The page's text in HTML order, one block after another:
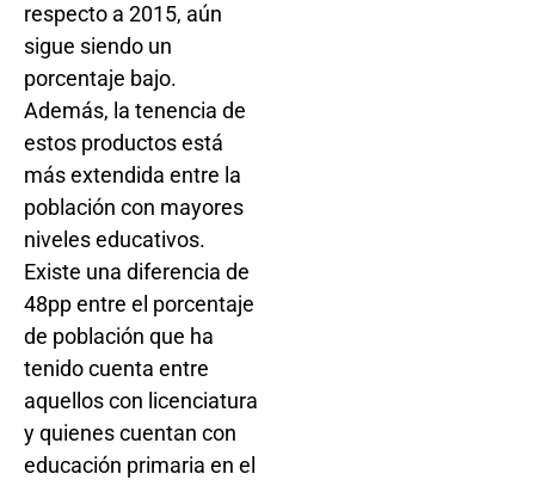
respecto a 2015, aún
sigue siendo un
porcentaje bajo.
Además, la tenencia de
estos productos está
más extendida entre la
población con mayores
niveles educativos.
Existe una diferencia de
48pp entre el porcentaje
de población que ha
tenido cuenta entre
aquellos con licenciatura
y quienes cuentan con
educación primaria en el